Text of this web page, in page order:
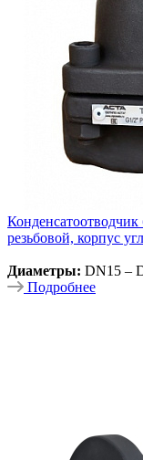
резьбовой, корпус
Диаметры: DN15 –
Подробнее